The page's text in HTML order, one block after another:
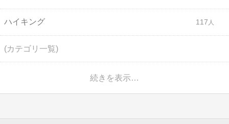
ハイキング 117
(カテゴリ一覧)
続きを表示…